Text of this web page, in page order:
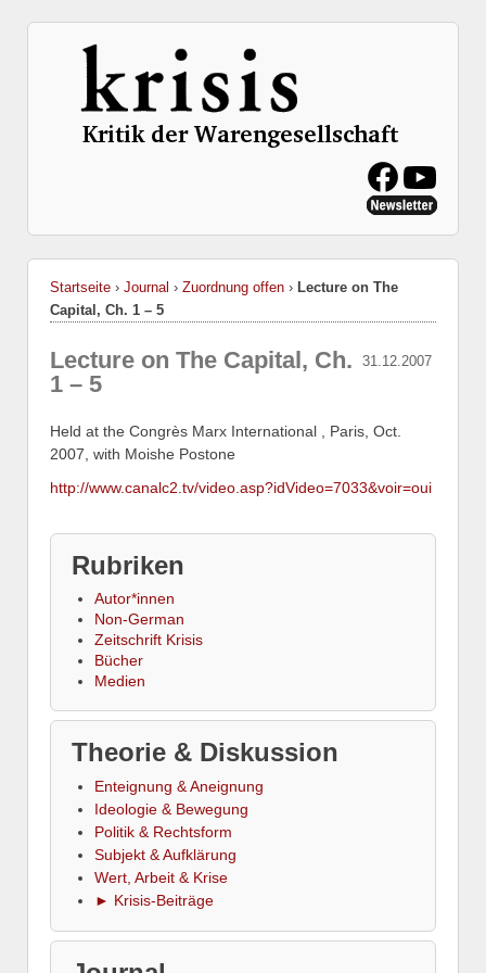
Startseite › Journal › Zuordnung offen › Lecture on The
Capital, Ch. 1 – 5
31.12.2007
Lecture on The Capital, Ch.
1 – 5
Held at the Congrès Marx International , Paris, Oct.
2007, with Moishe Postone
http://www.canalc2.tv/video.asp?idVideo=7033&voir=oui
Rubriken
Autor*innen
Non-German
Zeitschrift Krisis
Bücher
Medien
Theorie & Diskussion
Enteignung & Aneignung
Ideologie & Bewegung
Politik & Rechtsform
Subjekt & Aufklärung
Wert, Arbeit & Krise
► Krisis-Beiträge